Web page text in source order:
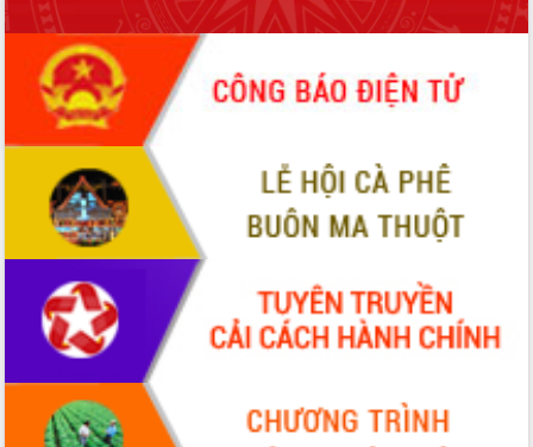
VIDEO
Không có file video nào để phát.
ALBUM ẢNH